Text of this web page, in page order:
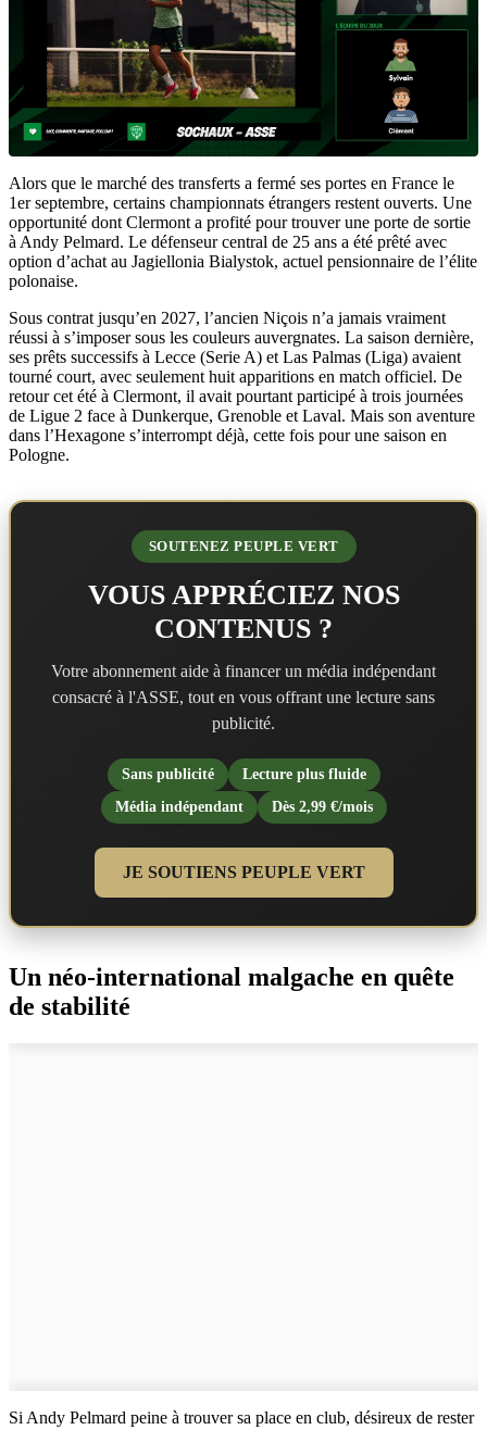
Alors que le marché des transferts a fermé ses portes en France le
1er septembre, certains championnats étrangers restent ouverts. Une
opportunité dont Clermont a profité pour trouver une porte de sortie
à Andy Pelmard. Le défenseur central de 25 ans a été prêté avec
option d’achat au Jagiellonia Bialystok, actuel pensionnaire de l’élite
polonaise.
Sous contrat jusqu’en 2027, l’ancien Niçois n’a jamais vraiment
réussi à s’imposer sous les couleurs auvergnates. La saison dernière,
ses prêts successifs à Lecce (Serie A) et Las Palmas (Liga) avaient
tourné court, avec seulement huit apparitions en match officiel. De
retour cet été à Clermont, il avait pourtant participé à trois journées
de Ligue 2 face à Dunkerque, Grenoble et Laval. Mais son aventure
dans l’Hexagone s’interrompt déjà, cette fois pour une saison en
Pologne.
SOUTENEZ PEUPLE VERT
VOUS APPRÉCIEZ NOS
CONTENUS ?
Votre abonnement aide à financer un média indépendant
consacré à l'ASSE, tout en vous offrant une lecture sans
publicité.
Sans publicité
Lecture plus fluide
Média indépendant
Dès 2,99 €/mois
JE SOUTIENS PEUPLE VERT
Un néo-international malgache en quête
de stabilité
Si Andy Pelmard peine à trouver sa place en club, désireux de rester